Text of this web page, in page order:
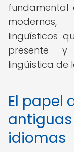
fundamental
lingüísticos
presente y
lingüística de
El papel
antiguas
idiomas